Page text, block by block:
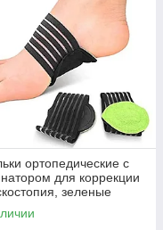
ортопедические с
для коррекции
зеленые
1)